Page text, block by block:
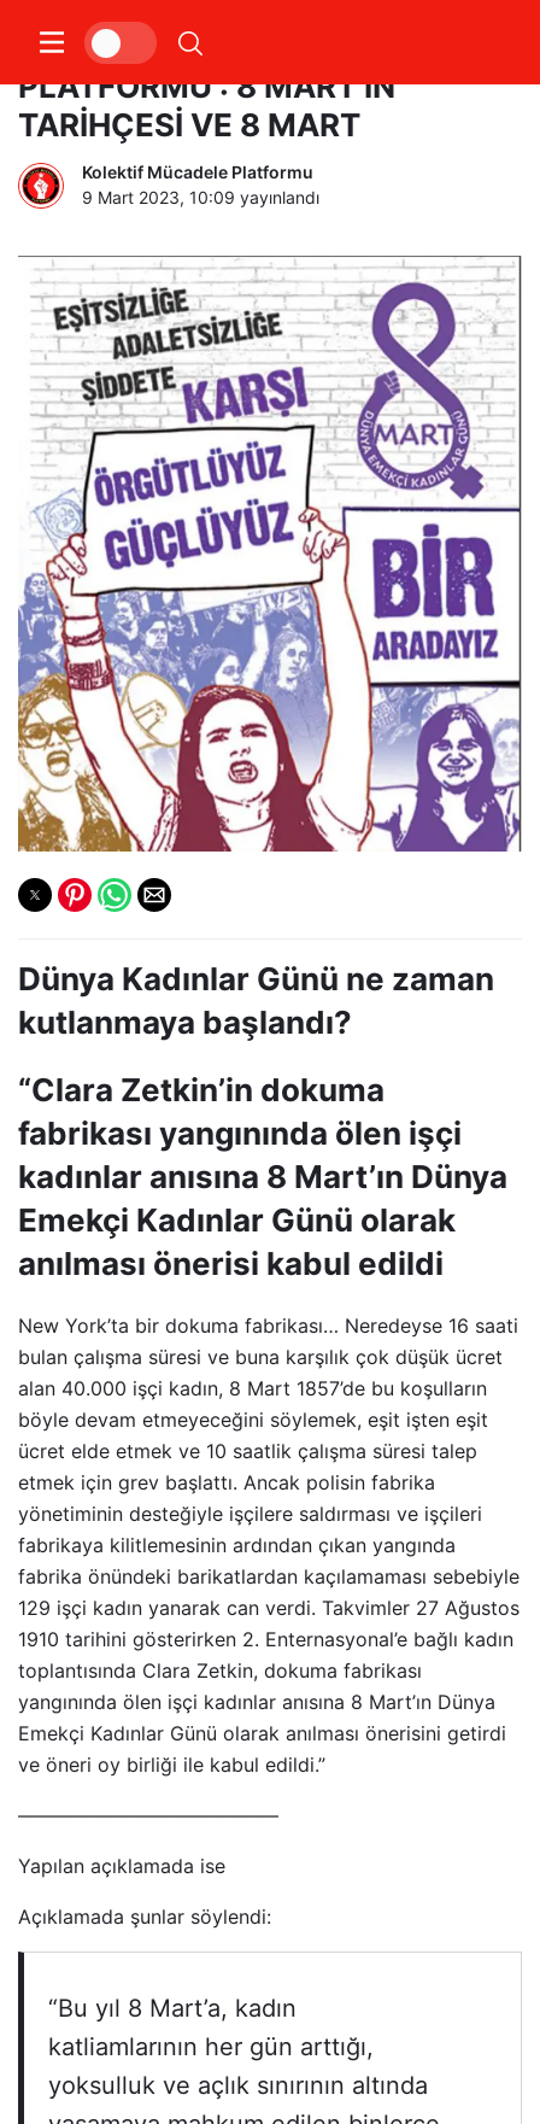
KOLEKTİF MÜCADELE
PLATFORMU : 8 MART’IN
TARİHÇESİ VE 8 MART
Kolektif Mücadele Platformu
9 Mart 2023, 10:09 yayınlandı
Dünya Kadınlar Günü ne zaman
kutlanmaya başlandı?
“Clara Zetkin’in dokuma
fabrikası yangınında ölen işçi
kadınlar anısına 8 Mart’ın Dünya
Emekçi Kadınlar Günü olarak
anılması önerisi kabul edildi
New York’ta bir dokuma fabrikası… Neredeyse 16 saati
bulan çalışma süresi ve buna karşılık çok düşük ücret
alan 40.000 işçi kadın, 8 Mart 1857’de bu koşulların
böyle devam etmeyeceğini söylemek, eşit işten eşit
ücret elde etmek ve 10 saatlik çalışma süresi talep
etmek için grev başlattı. Ancak polisin fabrika
yönetiminin desteğiyle işçilere saldırması ve işçileri
fabrikaya kilitlemesinin ardından çıkan yangında
fabrika önündeki barikatlardan kaçılamaması sebebiyle
129 işçi kadın yanarak can verdi. Takvimler 27 Ağustos
1910 tarihini gösterirken 2. Enternasyonal’e bağlı kadın
toplantısında Clara Zetkin, dokuma fabrikası
yangınında ölen işçi kadınlar anısına 8 Mart’ın Dünya
Emekçi Kadınlar Günü olarak anılması önerisini getirdi
ve öneri oy birliği ile kabul edildi.”
—————————————–
Yapılan açıklamada ise
Açıklamada şunlar söylendi:
“Bu yıl 8 Mart’a, kadın
katliamlarının her gün arttığı,
yoksulluk ve açlık sınırının altında